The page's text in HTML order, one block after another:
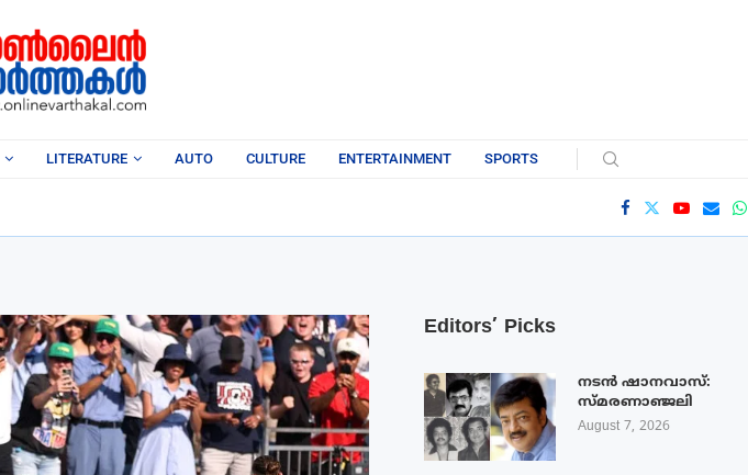
LITERATURE AUTO CULTURE ENTERTAINMENT SPORTS
Editors’ Picks
നടൻ ഷാനവാസ്:
സ്മരണാഞ്ജലി
August 7, 2026